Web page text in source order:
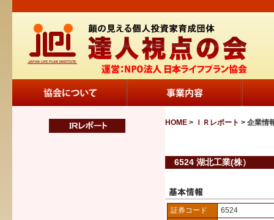
HOME > ＩＲレポート > 企業情
6524 湖北工業(株）
証券コード
6524